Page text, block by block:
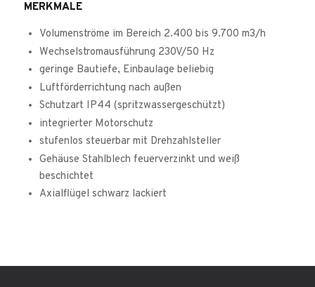
MERKMALE
Volumenströme im Bereich 2.400 bis 9.700 m3/h
Wechselstromausführung 230V/50 Hz
geringe Bautiefe, Einbaulage beliebig
Luftförderrichtung nach außen
Schutzart IP44 (spritzwassergeschützt)
integrierter Motorschutz
stufenlos steuerbar mit Drehzahlsteller
Gehäuse Stahlblech feuerverzinkt und weiß
beschichtet
Axialflügel schwarz lackiert